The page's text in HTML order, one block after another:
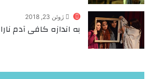
ژوئن 23, 2018
به اندازه‌ کافی آدم